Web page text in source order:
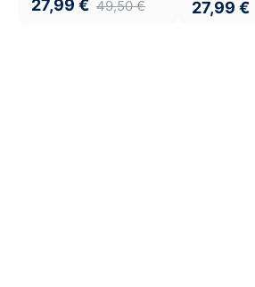
27,99 € 49,50€ 27,99 €